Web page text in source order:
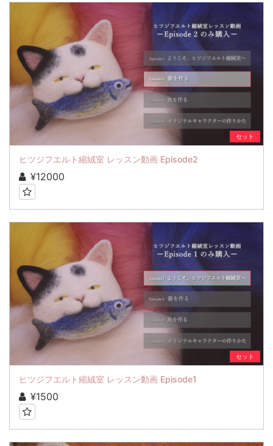
セット
ヒツジフエルト縮絨室 レッスン動画 Episode2
¥12000
セット
ヒツジフエルト縮絨室 レッスン動画 Episode1
¥1500